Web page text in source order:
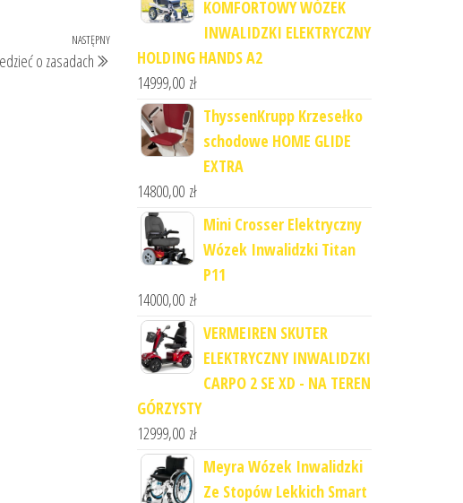
Następny
NASTĘPNY
o zasadach
KOMFORTOWY WÓZEK
INWALIDZKI ELEKTRYCZNY
HOLDING HANDS A2
14999,00 zł
ThyssenKrupp Krzesełko
schodowe HOME GLIDE
EXTRA
14800,00 zł
Mini Crosser Elektryczny
Wózek Inwalidzki Titan
P11
14000,00 zł
VERMEIREN SKUTER
ELEKTRYCZNY INWALIDZKI
CARPO 2 SE XD - NA TEREN
GÓRZYSTY
12999,00 zł
Meyra Wózek Inwalidzki
Ze Stopów Lekkich Smart